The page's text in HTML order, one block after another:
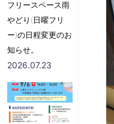
フリースペース雨
やどり(日曜フリ
ー)の日程変更のお
知らせ。
2026.07.23